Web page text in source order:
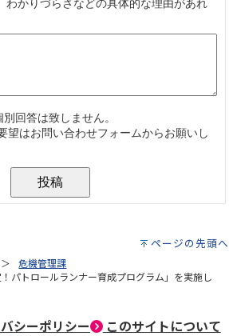
ページの先頭へ
危機管理課
パトロールランナー育成プログラム」を実施し
シーポリシー
このサイトについて